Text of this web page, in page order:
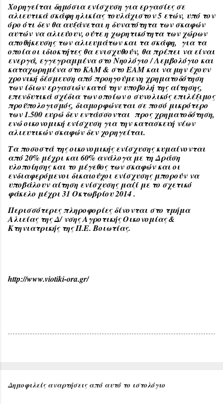
Χορηγείται δημόσια ενίσχυση για εργασίες σε
αλιευτικά σκάφη ηλικίας τουλάχιστον 5 ετών, υπό τον
όρο ότι δεν θα αυξάνεται η δυνατότητα των σκαφών
αυτών να αλιεύουν, ούτε η χωρητικότητα των χώρων
αποθήκευσης των αλιευμάτων και τα σκάφη, για τα
οποία οι ιδιοκτήτες θα ενισχυθούν, θα πρέπει να είναι
ενεργά, εγγεγραμμένα στο Νηολόγιο / Λεμβολόγιο και
καταχωρημένα στο ΚΑΜ & στο ΕΑΜ και να μην έχουν
χρονική δέσμευση από προηγούμενη χρηματοδότηση
των ίδιων εργασιών κατά την υποβολή της αίτησης,
επενδυτικά σχέδια των οποίων ο συνολικός επιλέξιμος
προϋπολογισμός, διαμορφώνεται σε ποσό μικρότερο
των 1.500 ευρώ δεν εντάσσονται προς χρηματοδότηση,
ενώ οικονομική ενίσχυση για την κατασκευή νέων
αλιευτικών σκαφών δεν χορηγείται.
Τα ποσοστά της οικονομικής ενίσχυσης κυμαίνονται
από 20% μέχρι και 60% ανάλογα με τη Δράση
υλοποίησης και το μέγεθος των σκαφών και οι
ενδιαφερόμενοι δικαιούχοι ενίσχυσης μπορούν να
υποβάλουν αίτηση ενίσχυσης μαζί με το σχετικό
φάκελο μέχρι 31 Οκτωβρίου 2014 .
Περισσότερες πληροφορίες δίνονται στο τμήμα
Αλιείας της Δ/ νσης Αγροτικής Οικονομίας &
Κτηνιατρικής της Π.Ε. Βοιωτίας.
http://www.viotiki-ora.gr/
Δημοφιλείς αναρτήσεις από αυτό το ιστολόγιο